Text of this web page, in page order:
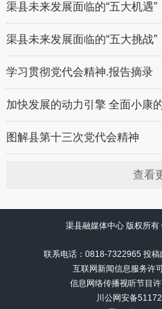
渠县未来发展面临的“五大机遇”
渠县未来发展面临的“五大挑战”
学习贯彻党代会精神.报告摘录
加快发展的动力引擎 全面小康
图解县第十三次党代会精神
查看
渠县融媒体中心 版权所
联系电话：0818-7322965 投
互联网新闻信息服务许
信息网络传播视听节目许
川公网安备